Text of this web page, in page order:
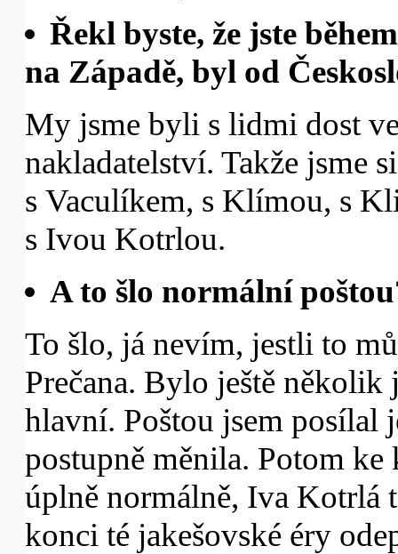
Řekl byste, že jste
na Západě, byl od
My jsme byli s lidmi dost
nakladatelství. Takže jsme
s Vaculíkem, s Klímou, s
s Ivou Kotrlou.
A to šlo normální
To šlo, já nevím, jestli to
Prečana. Bylo ještě
hlavní. Poštou jsem posílal
postupně měnila. Potom
úplně normálně, Iva Kotrlá
konci té jakešovské éry